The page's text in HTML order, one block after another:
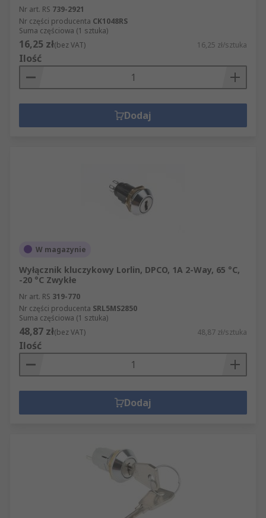
Nr art. RS 739-2921
Nr części producenta CK1048RS
Suma częściowa (1 sztuka)
16,25 zł(bez VAT) 16,25 zł/sztuka
Ilość
Dodaj
W magazynie
Wyłącznik kluczykowy Lorlin, DPCO, 1A 2-Way, 65 °C,
-20 °C Zwykłe
Nr art. RS 319-770
Nr części producenta SRL5MS2850
Suma częściowa (1 sztuka)
48,87 zł(bez VAT) 48,87 zł/sztuka
Ilość
Dodaj